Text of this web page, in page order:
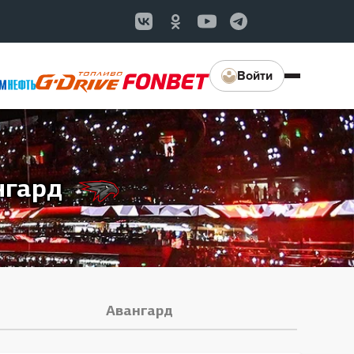
Войти
Авангард